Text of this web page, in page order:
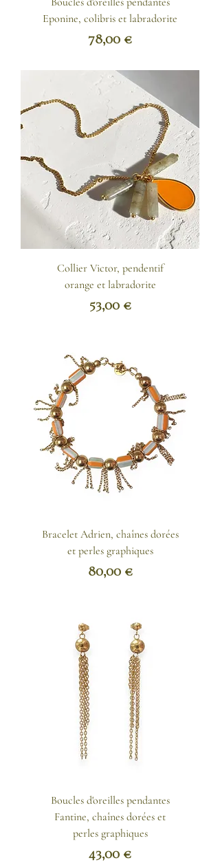
Eponine, colibris et labradorite
Prix
78,00 €
Collier Victor, pendentif
orange et labradorite
Prix
53,00 €
Bracelet Adrien, chaînes dorées
et perles graphiques
Prix
80,00 €
Boucles d'oreilles pendantes
Fantine, chaînes dorées et
perles graphiques
Prix
43,00 €